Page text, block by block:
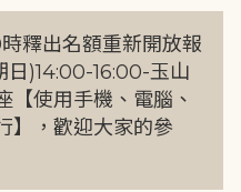
釋出名額重新開放報
日)14:00-16:00-玉山
【使用手機、電腦、
】，歡迎大家的參